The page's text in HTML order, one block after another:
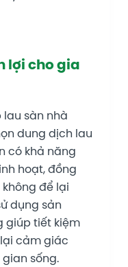
lợi cho gia
sàn nhà
dung dịch lau
có khả năng
hoạt, đồng
để lại
dụng sản
giúp tiết kiệm
cảm giác
sống.